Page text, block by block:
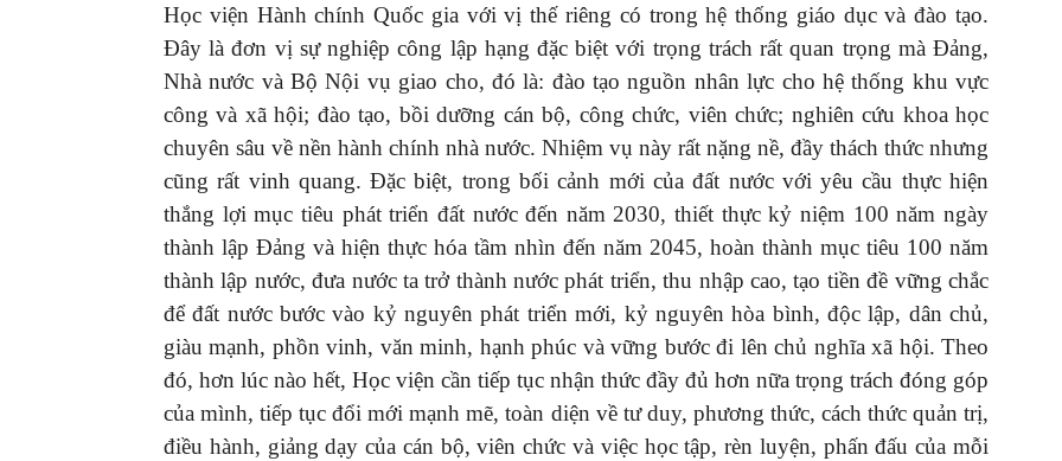
Học viện Hành chính Quốc gia với vị thế riêng có trong hệ thống giáo dục và đào tạo.
Đây là đơn vị sự nghiệp công lập hạng đặc biệt với trọng trách rất quan trọng mà Đảng,
Nhà nước và Bộ Nội vụ giao cho, đó là: đào tạo nguồn nhân lực cho hệ thống khu vực
công và xã hội; đào tạo, bồi dưỡng cán bộ, công chức, viên chức; nghiên cứu khoa học
chuyên sâu về nền hành chính nhà nước. Nhiệm vụ này rất nặng nề, đầy thách thức nhưng
cũng rất vinh quang. Đặc biệt, trong bối cảnh mới của đất nước với yêu cầu thực hiện
thắng lợi mục tiêu phát triển đất nước đến năm 2030, thiết thực kỷ niệm 100 năm ngày
thành lập Đảng và hiện thực hóa tầm nhìn đến năm 2045, hoàn thành mục tiêu 100 năm
thành lập nước, đưa nước ta trở thành nước phát triển, thu nhập cao, tạo tiền đề vững chắc
để đất nước bước vào kỷ nguyên phát triển mới, kỷ nguyên hòa bình, độc lập, dân chủ,
giàu mạnh, phồn vinh, văn minh, hạnh phúc và vững bước đi lên chủ nghĩa xã hội. Theo
đó, hơn lúc nào hết, Học viện cần tiếp tục nhận thức đầy đủ hơn nữa trọng trách đóng góp
của mình, tiếp tục đổi mới mạnh mẽ, toàn diện về tư duy, phương thức, cách thức quản trị,
điều hành, giảng dạy của cán bộ, viên chức và việc học tập, rèn luyện, phấn đấu của mỗi
GIỚI THIỆU SÁCH
Quản trị nhân tài – Từ lý thuyết
đến thực tiễn
08/12/2025